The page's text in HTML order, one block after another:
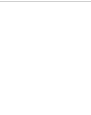
게 찾아보실 수